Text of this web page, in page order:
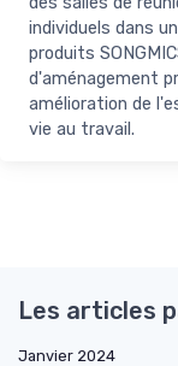
individuels dans
produits
d'aménagement
amélioration de
vie au travail.
Les articles
Janvier 2024